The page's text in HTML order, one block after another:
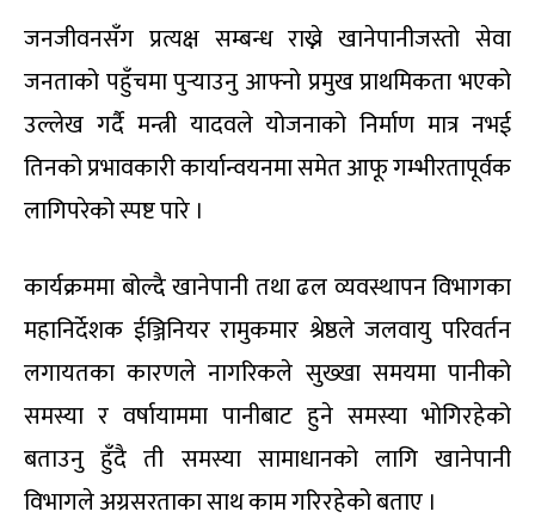
जनजीवनसँग प्रत्यक्ष सम्बन्ध राख्ने खानेपानीजस्तो सेवा
जनताको पहुँचमा पुर्‍याउनु आफ्नो प्रमुख प्राथमिकता भएको
उल्लेख गर्दै मन्त्री यादवले योजनाको निर्माण मात्र नभई
तिनको प्रभावकारी कार्यान्वयनमा समेत आफू गम्भीरतापूर्वक
लागिपरेको स्पष्ट पारे ।
कार्यक्रममा बोल्दै खानेपानी तथा ढल व्यवस्थापन विभागका
महानिर्देशक ईञ्जिनियर रामुकमार श्रेष्ठले जलवायु परिवर्तन
लगायतका कारणले नागरिकले सुख्खा समयमा पानीको
समस्या र वर्षायाममा पानीबाट हुने समस्या भोगिरहेको
बताउनु हुँदै ती समस्या सामाधानको लागि खानेपानी
विभागले अग्रसरताका साथ काम गरिरहेको बताए ।